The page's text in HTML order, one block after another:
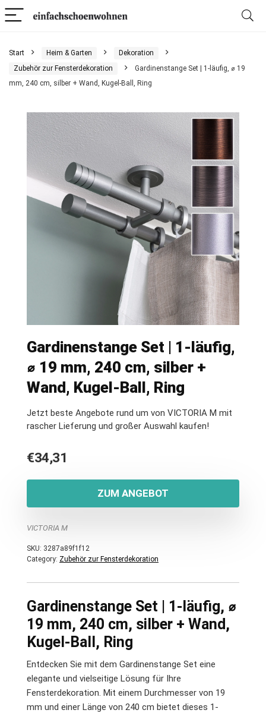
Start Heim & Garten
Dekoration
Zubehör zur Fensterdekoration
Gardinenstange Set | 1-läufig, ⌀ 19
mm, 240 cm, silber + Wand, Kugel-Ball, Ring
Gardinenstange Set | 1-läufig,
⌀ 19 mm, 240 cm, silber +
Wand, Kugel-Ball, Ring
Jetzt beste Angebote rund um von VICTORIA M mit
rascher Lieferung und großer Auswahl kaufen!
€34,31
ZUM ANGEBOT
VICTORIA M
SKU: 3287a89f1f12
Category: Zubehör zur Fensterdekoration
Gardinenstange Set | 1-läufig, ⌀
19 mm, 240 cm, silber + Wand,
Kugel-Ball, Ring
Entdecken Sie mit dem Gardinenstange Set eine
elegante und vielseitige Lösung für Ihre
Fensterdekoration. Mit einem Durchmesser von 19
mm und einer Länge von 240 cm bietet dieses 1-